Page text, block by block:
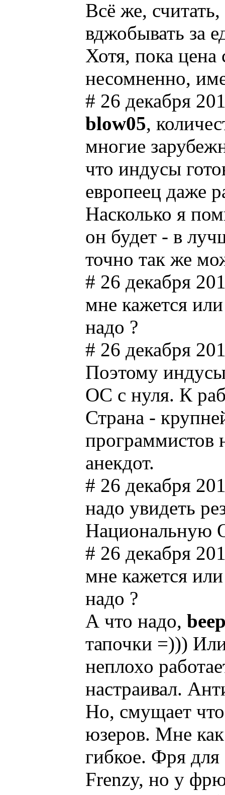
Всё же,
вджобывать за
Хотя, пока цена
несомненно,
# 26 декабря
blow05,
многие
что индусы
европеец даже
Насколько я
он будет - в
точно так же
# 26 декабря
мне кажется
надо ?
# 26 декабря
Поэтому
ОС с нуля. К
Страна -
программистов
анекдот.
# 26 декабря
надо увидеть
Национальную
# 26 декабря
мне кажется
надо ?
А что надо,
тапочки =)))
неплохо
настраивал.
Но, смущает
юзеров. Мне
гибкое. Фря для
Frenzy, но у